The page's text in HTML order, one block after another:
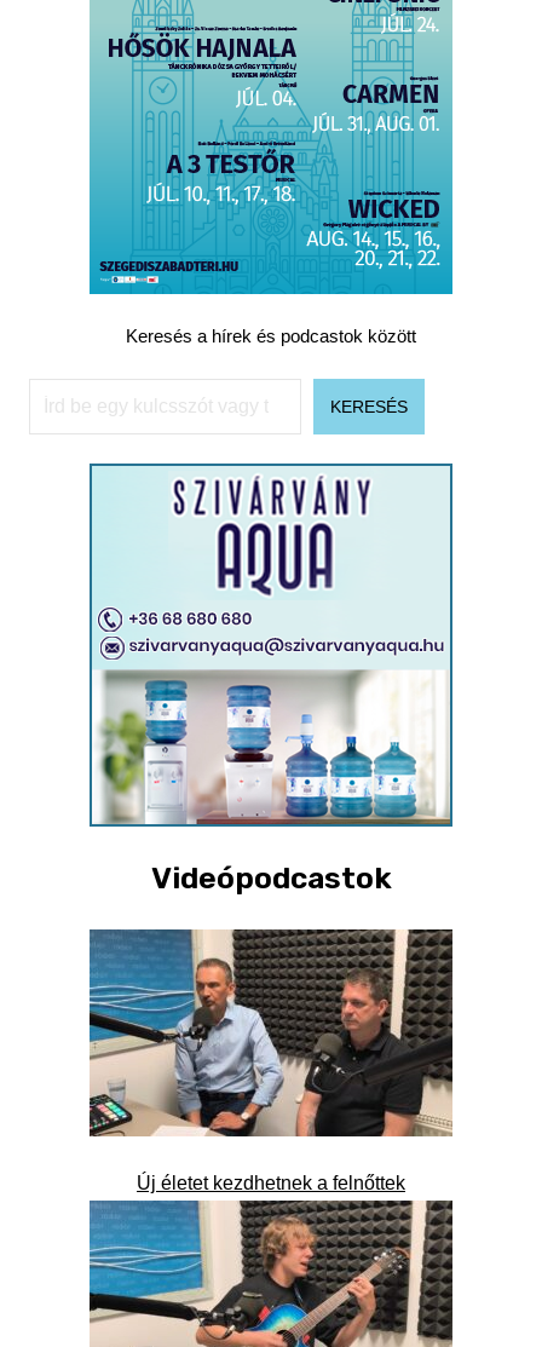
Keresés a hírek és podcastok között
Keresés
KERESÉS
Videópodcastok
Új életet kezdhetnek a felnőttek